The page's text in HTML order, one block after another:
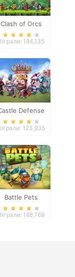
Clash of Orcs
184,135
Defense
123,935
Battle Pets
188,769